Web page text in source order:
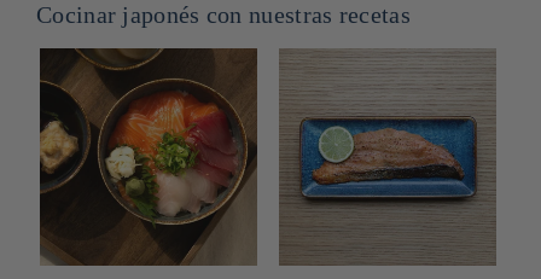
Cocinar japonés con nuestras recetas